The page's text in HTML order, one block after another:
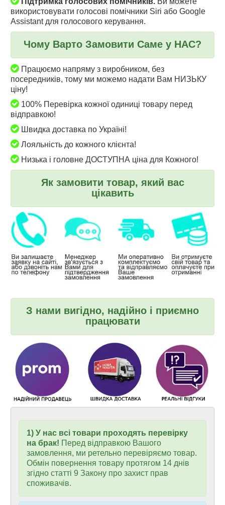
використовувати голосові помічники Siri або Google
Assistant для голосового керування.
Чому Варто Замовити Саме у НАС?
Працюємо напряму з виробником, без
посередників, тому ми можемо надати Вам НИЗЬКУ
ціну!
100% Перевірка кожної одиниці товару перед
відправкою!
Швидка доставка по Україні!
Лояльність до кожного клієнта!
Низька і головне ДОСТУПНА ціна для Кожного!
Як замовити товар, який вас
цікавить
З нами вигідно, надійно і приємно
працювати
1) У нас всі товари проходять перевірку
на брак! Перед відправкою Вашого
замовлення, ми ретельно перевіряємо товар.
Обмін повернення товару протягом 14 днів
згідно статті 9 Закону про захист прав
споживачів.